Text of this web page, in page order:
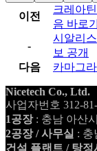
이전
크레아
음 바로
-
시알리
보 공개
다음
카마그
Nicetech Co., Ltd.
사업자번호 312-
1공장: 충남 아산
2공장 / 사무실 : 충
건설 플랜트 / 탕정